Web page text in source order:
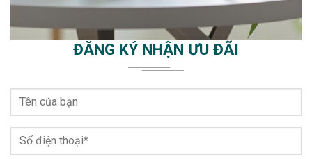
ĐĂNG KÝ NHẬN ƯU ĐÃI